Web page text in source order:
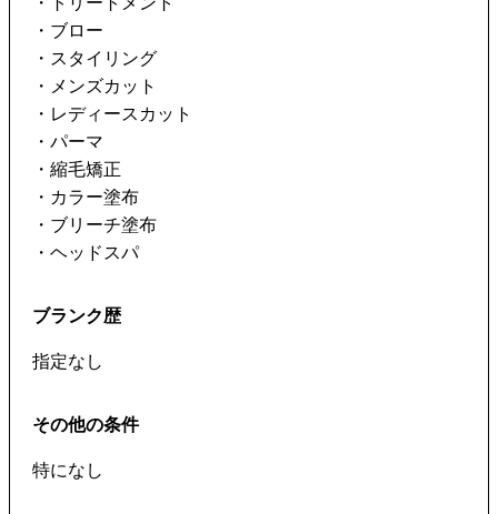
・ブロー
・スタイリング
・メンズカット
・レディースカット
・パーマ
・縮毛矯正
・カラー塗布
・ブリーチ塗布
・ヘッドスパ
ブランク歴
指定なし
その他の条件
特になし